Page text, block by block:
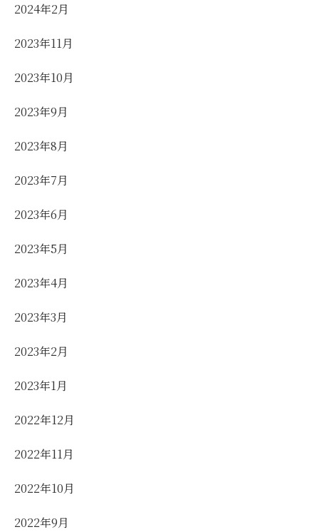
2024年2月
2023年11月
2023年10月
2023年9月
2023年8月
2023年7月
2023年6月
2023年5月
2023年4月
2023年3月
2023年2月
2023年1月
2022年12月
2022年11月
2022年10月
2022年9月